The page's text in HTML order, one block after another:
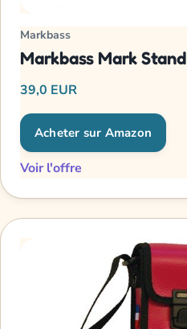
Markbass
Markbass Mark Stand
39,0 EUR
Acheter sur Amazon
Voir l'offre